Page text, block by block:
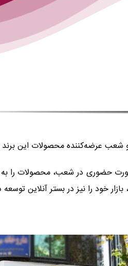
صورت حضوری در شعب، محصولات را
خود را نیز در بستر آنلاین